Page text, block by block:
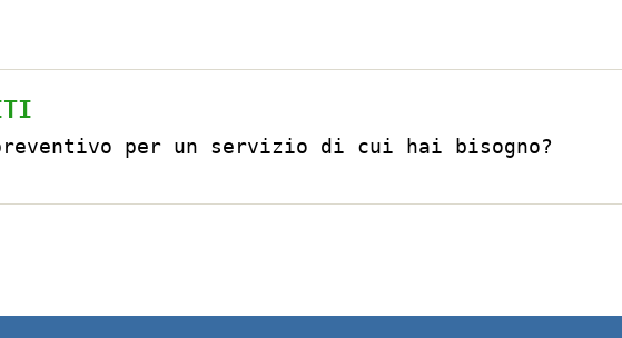
per un servizio di cui hai bisogno?